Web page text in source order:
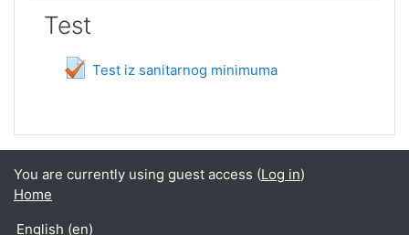
Test
Test iz sanitarnog minimuma
Quiz
You are currently using guest access (Log in)
Home
English ‎(en)‎